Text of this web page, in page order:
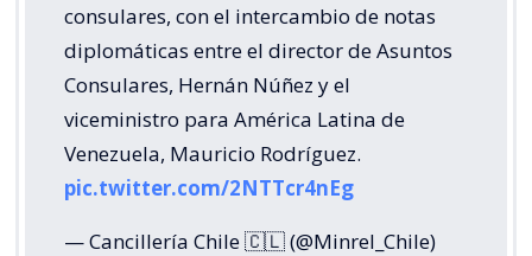
consulares, con el intercambio de notas
diplomáticas entre el director de Asuntos
Consulares, Hernán Núñez y el
viceministro para América Latina de
Venezuela, Mauricio Rodríguez.
pic.twitter.com/2NTTcr4nEg
— Cancillería Chile 🇨🇱 (@Minrel_Chile)